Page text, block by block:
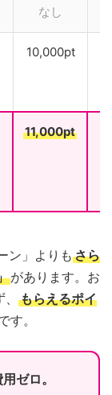
なし
10,000pt
11,000pt
ン」よりも さら
があります。お
もらえるポイ
す。
ゼロ。